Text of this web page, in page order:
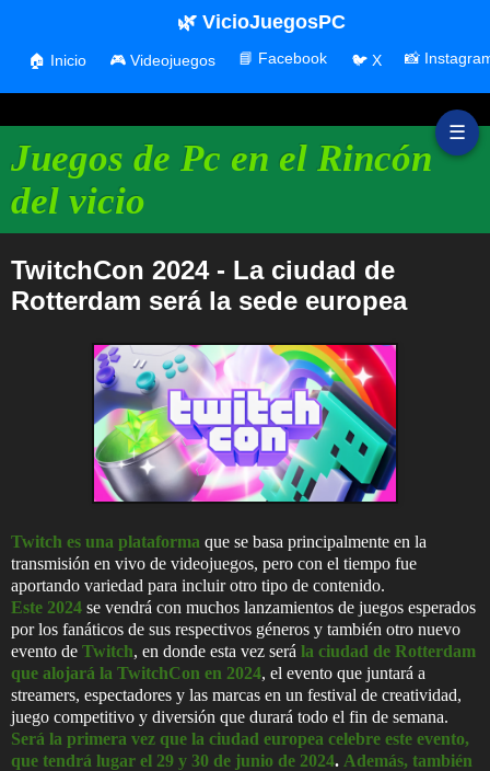
☰
Juegos de Pc en el Rincón
del vicio
🌿 VicioJuegosPC
🏠 Inicio 🎮 Videojuegos 📘 Facebook 🐦 X 📸
TwitchCon 2024 - La ciudad de
Rotterdam será la sede europea
Twitch es una plataforma que se basa principalmente en la
transmisión en vivo de videojuegos, pero con el tiempo fue
aportando variedad para incluir otro tipo de contenido.
Este 2024 se vendrá con muchos lanzamientos de juegos esperados
por los fanáticos de sus respectivos géneros y también otro nuevo
evento de Twitch, en donde esta vez será la ciudad de Rotterdam
que alojará la TwitchCon en 2024, el evento que juntará a
streamers, espectadores y las marcas en un festival de creatividad,
juego competitivo y diversión que durará todo el fin de semana.
Será la primera vez que la ciudad europea celebre este evento,
que tendrá lugar el 29 y 30 de junio de 2024. Además, también